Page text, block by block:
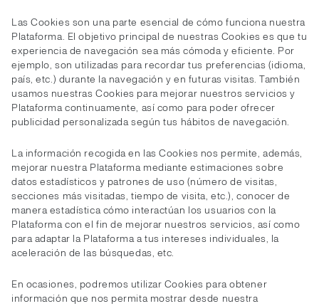
Las Cookies son una parte esencial de cómo funciona nuestra
Plataforma. El objetivo principal de nuestras Cookies es que tu
experiencia de navegación sea más cómoda y eficiente. Por
ejemplo, son utilizadas para recordar tus preferencias (idioma,
país, etc.) durante la navegación y en futuras visitas. También
usamos nuestras Cookies para mejorar nuestros servicios y
Plataforma continuamente, así como para poder ofrecer
publicidad personalizada según tus hábitos de navegación.
La información recogida en las Cookies nos permite, además,
mejorar nuestra Plataforma mediante estimaciones sobre
datos estadísticos y patrones de uso (número de visitas,
secciones más visitadas, tiempo de visita, etc.), conocer de
manera estadística cómo interactúan los usuarios con la
Plataforma con el fin de mejorar nuestros servicios, así como
para adaptar la Plataforma a tus intereses individuales, la
aceleración de las búsquedas, etc.
En ocasiones, podremos utilizar Cookies para obtener
información que nos permita mostrar desde nuestra